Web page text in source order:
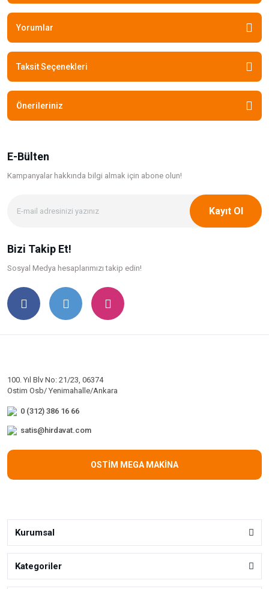
Yorumlar
Taksit Seçenekleri
Önerileriniz
E-Bülten
Kampanyalar hakkında bilgi almak için abone olun!
Kayıt Ol
Bizi Takip Et!
Sosyal Medya hesaplarımızı takip edin!
100. Yıl Blv No: 21/23, 06374
Ostim Osb/ Yenimahalle/Ankara
0 (312) 386 16 66
satis@hirdavat.com
OSTİM MEGA MAKİNA
Kurumsal
Kategoriler